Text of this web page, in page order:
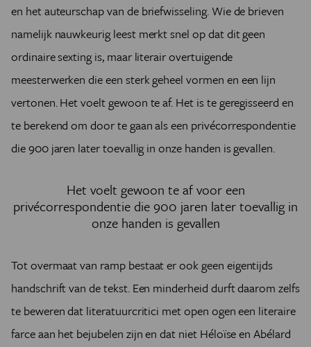
en het auteurschap van de briefwisseling. Wie de brieven
namelijk nauwkeurig leest merkt snel op dat dit geen
ordinaire sexting is, maar literair overtuigende
meesterwerken die een sterk geheel vormen en een lijn
vertonen. Het voelt gewoon te af. Het is te geregisseerd en
te berekend om door te gaan als een privécorrespondentie
die 900 jaren later toevallig in onze handen is gevallen.
Het voelt gewoon te af voor een
privécorrespondentie die 900 jaren later toevallig in
onze handen is gevallen
Tot overmaat van ramp bestaat er ook geen eigentijds
handschrift van de tekst. Een minderheid durft daarom zelfs
te beweren dat literatuurcritici met open ogen een literaire
farce aan het bejubelen zijn en dat niet Héloïse en Abélard